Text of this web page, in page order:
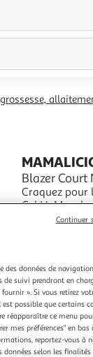
Blazer
Craquez pour
Col V-
brillant-
En savoir +
Noir
des données de
de suivi prendront en
». Si vous retirez
possible que certains
réapparaître ce menu
mes préférences" en bas
reportez-vous à
selon les finalités
Continuer